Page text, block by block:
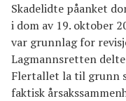
Skadelidte påanket
i dom av 19. oktober
var grunnlag for
Lagmannsretten
Flertallet la til grunn
faktisk